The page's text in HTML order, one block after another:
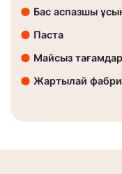
Бас аспазшы
Паста
Майсыз тағамдар
Жартылай